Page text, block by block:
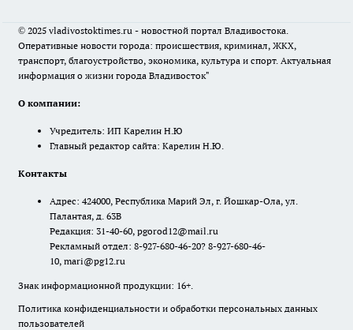
© 2025 vladivostoktimes.ru - новостной портал Владивостока.
Оперативные новости города: происшествия, криминал, ЖКХ,
транспорт, благоустройство, экономика, культура и спорт. Актуальная
информация о жизни города Владивосток"
О компании:
Учредитель: ИП Карелин Н.Ю
Главный редактор сайта: Карелин Н.Ю.
Контакты
Адрес: 424000, Республика Марий Эл, г. Йошкар-Ола, ул.
Палантая, д. 63В
Редакция: 31-40-60, pgorod12@mail.ru
Рекламный отдел: 8-927-680-46-20? 8-927-680-46-
10, mari@pg12.ru
Знак информационной продукции: 16+.
Политика конфиденциальности и обработки персональных данных
пользователей